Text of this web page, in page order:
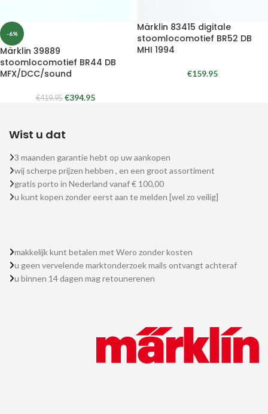
-6%
Märklin 39889
stoomlocomotief BR44 DB
MFX/DCC/sound
€419.95 €394.95
Märklin 83415 digitale
stoomlocomotief BR52 DB
MHI 1994
€159.95
Wist u dat
3 maanden garantie hebt op uw aankopen
wij scherpe prijzen hebben , en een groot assortiment
gratis porto in Nederland vanaf € 100,00
u kunt kopen zonder eerst aan te melden [wel zo veilig]
makkelijk kunt betalen met Wero zonder kosten
u geen vervelende marktonderzoek mails ontvangt achteraf
u binnen 14 dagen mag retounerenen